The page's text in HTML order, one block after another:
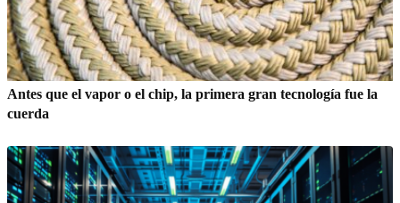
Antes que el vapor o el chip, la primera gran tecnología fue la
cuerda